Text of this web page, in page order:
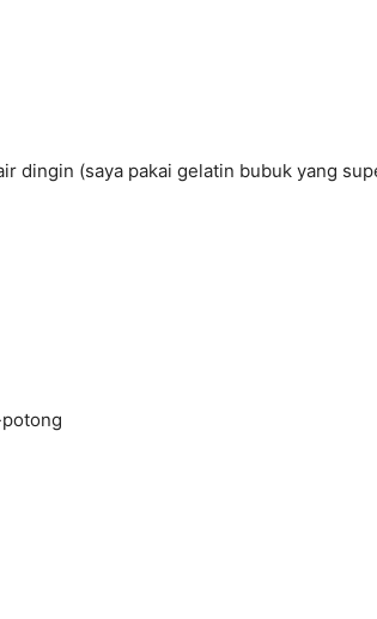
dingin (saya pakai gelatin bubuk yang